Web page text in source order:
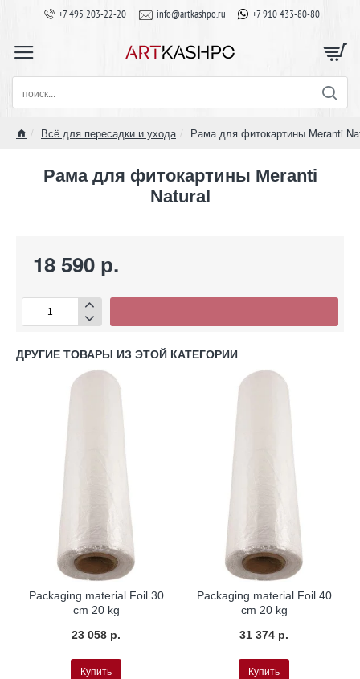
+7 495 203-22-20 info@artkashpo.ru +7 910 433-80-80
поиск...
Всё для пересадки и ухода Рама для фитокартины Meranti
Рама для фитокартины Meranti
Natural
18 590 р.
ДРУГИЕ ТОВАРЫ ИЗ ЭТОЙ КАТЕГОРИИ
Packaging material Foil 30
cm 20 kg
23 058 р.
Купить
Packaging material Foil 40
cm 20 kg
31 374 р.
Купить